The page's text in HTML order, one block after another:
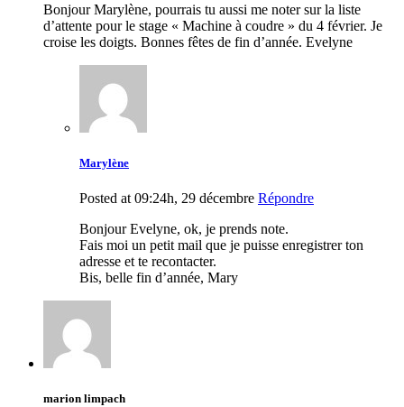
Bonjour Marylène, pourrais tu aussi me noter sur la liste
d’attente pour le stage « Machine à coudre » du 4 février. Je
croise les doigts. Bonnes fêtes de fin d’année. Evelyne
Marylène
Posted at 09:24h, 29 décembre Répondre
Bonjour Evelyne, ok, je prends note.
Fais moi un petit mail que je puisse enregistrer ton
adresse et te recontacter.
Bis, belle fin d’année, Mary
marion limpach